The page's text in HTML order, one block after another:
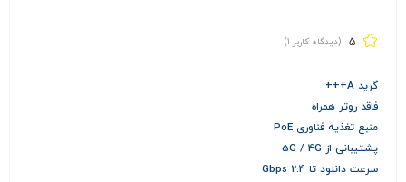
5 (دیدگاه کاربر 1
)
گرید A+++
فاقد روتر همراه
منبع تغذیه فناوری PoE
پشتیبانی از 5G / 4G
سرعت دانلود تا 2.4 Gbps